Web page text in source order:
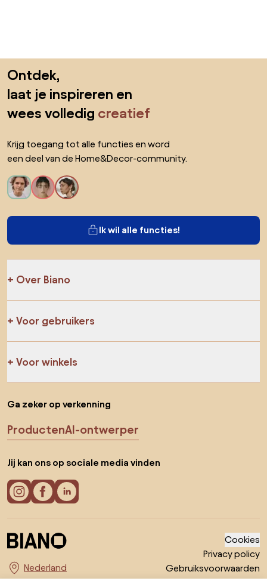
Ontdek,
laat je inspireren en
wees volledig creatief
Krijg toegang tot alle functies en word
een deel van de Home&Decor-community.
Ik wil alle functies!
Over Biano
Voor gebruikers
Voor winkels
Ga zeker op verkenning
ProductenAI-ontwerper
Jij kan ons op sociale media vinden
Kies land
Cookies
Privacy policy
Gebruiksvoorwaarden